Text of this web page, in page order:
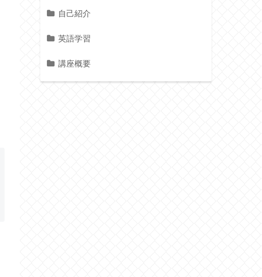
自己紹介
英語学習
講座概要